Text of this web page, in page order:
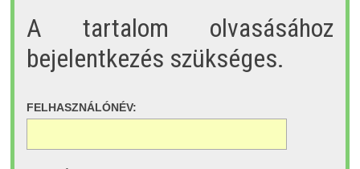
A tartalom olvasásához
bejelentkezés szükséges.
FELHASZNÁLÓNÉV: